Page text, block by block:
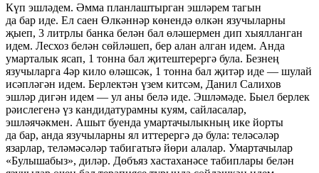
Күп эшләдем. Әмма планлаштырган эшләрем тагын
да бар иде. Ел саен Өлкәннәр көнендә өлкән язучыларны
җыеп, 3 литрлы банка белән бал өләшермен дип хыялланган
идем. Лесхоз белән сөйләшеп, бер алан алган идем. Анда
умарталык ясап, 1 тонна бал җитештерергә була. Безнең
язучыларга 4әр кило өләшсәк, 1 тонна бал җитәр иде — шулай
исәпләгән идем. Берлектән үзем китсәм, Данил Салихов
эшләр дигән идем — ул аны белә иде. Эшләмәде. Быел берлек
рәислегенә үз кандидатурамны куям, сайласалар,
эшләячәкмен. Ашыт буенда умартачылыкның ике йорты
да бар, анда язучыларны ял иттерергә дә була: теләсәләр
язарлар, теләмәсәләр табигатьтә йөри алалар. Умартачылар
«Булышабыз», диләр. Дөбъяз хастаханәсе табиплары белән